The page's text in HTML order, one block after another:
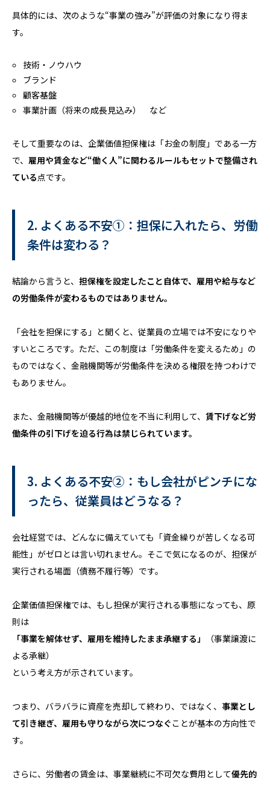
具体的には、次のような“事業の強み”が評価の対象になり得ま
す。
技術・ノウハウ
ブランド
顧客基盤
事業計画（将来の成長見込み） など
そして重要なのは、企業価値担保権は「お金の制度」である一方
で、 雇用や賃金など“働く人”に関わるルールもセットで整備され
ている点です。
2. よくある不安①：担保に入れたら、労働
条件は変わる？
結論から言うと、 担保権を設定したこと自体で、雇用や給与など
の労働条件が変わるものではありません。
「会社を担保にする」と聞くと、従業員の立場では不安になりや
すいところです。ただ、この制度は「労働条件を変えるため」の
ものではなく、金融機関等が労働条件を決める権限を持つわけで
もありません。
また、金融機関等が優越的地位を不当に利用して、 賃下げなど労
働条件の引下げを迫る行為は禁じられています。
3. よくある不安②：もし会社がピンチにな
ったら、従業員はどうなる？
会社経営では、どんなに備えていても「資金繰りが苦しくなる可
能性」がゼロとは言い切れません。そこで気になるのが、担保が
実行される場面（債務不履行等）です。
企業価値担保権では、もし担保が実行される事態になっても、原
則は
「事業を解体せず、雇用を維持したまま承継する」
（事業譲渡に
よる承継）
という考え方が示されています。
つまり、バラバラに資産を売却して終わり、ではなく、 事業とし
て引き継ぎ、雇用も守りながら次につなぐ ことが基本の方向性で
す。
さらに、労働者の賃金は、事業継続に不可欠な費用として優先的